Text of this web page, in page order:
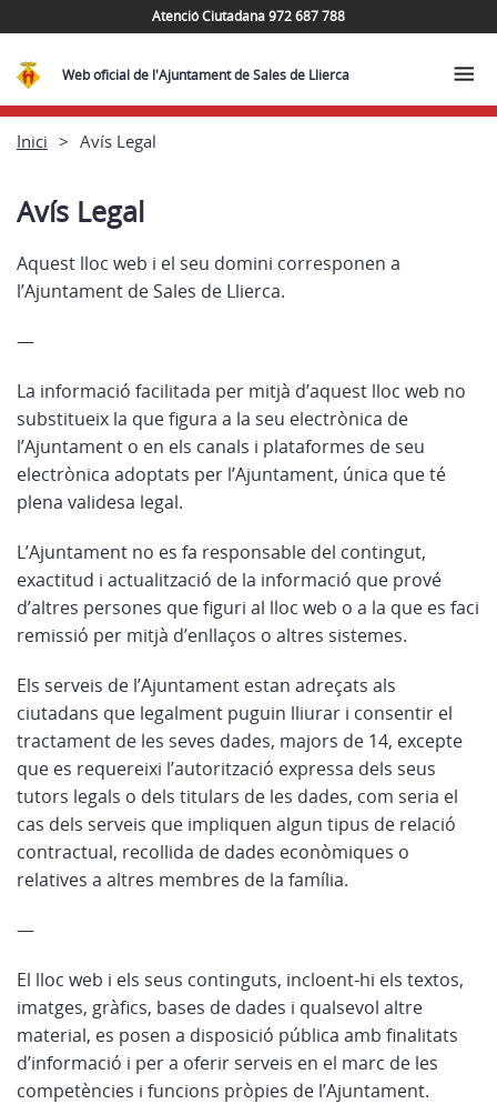
Atenció Ciutadana 972 687 788
Web oficial de l'Ajuntament de Sales de Llierca
Inici Avís Legal
Avís Legal
Aquest lloc web i el seu domini corresponen a
l’Ajuntament de Sales de Llierca.
—
La informació facilitada per mitjà d’aquest lloc web no
substitueix la que figura a la seu electrònica de
l’Ajuntament o en els canals i plataformes de seu
electrònica adoptats per l’Ajuntament, única que té
plena validesa legal.
L’Ajuntament no es fa responsable del contingut,
exactitud i actualització de la informació que prové
d’altres persones que figuri al lloc web o a la que es faci
remissió per mitjà d’enllaços o altres sistemes.
Els serveis de l’Ajuntament estan adreçats als
ciutadans que legalment puguin lliurar i consentir el
tractament de les seves dades, majors de 14, excepte
que es requereixi l’autorització expressa dels seus
tutors legals o dels titulars de les dades, com seria el
cas dels serveis que impliquen algun tipus de relació
contractual, recollida de dades econòmiques o
relatives a altres membres de la família.
—
El lloc web i els seus continguts, incloent-hi els textos,
imatges, gràfics, bases de dades i qualsevol altre
material, es posen a disposició pública amb finalitats
d’informació i per a oferir serveis en el marc de les
competències i funcions pròpies de l’Ajuntament.